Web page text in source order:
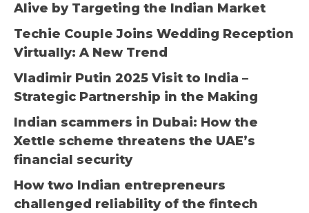
Alive by Targeting the Indian Market
Techie Couple Joins Wedding Reception
Virtually: A New Trend
Vladimir Putin 2025 Visit to India –
Strategic Partnership in the Making
Indian scammers in Dubai: How the
Xettle scheme threatens the UAE’s
financial security
How two Indian entrepreneurs
challenged reliability of the fintech